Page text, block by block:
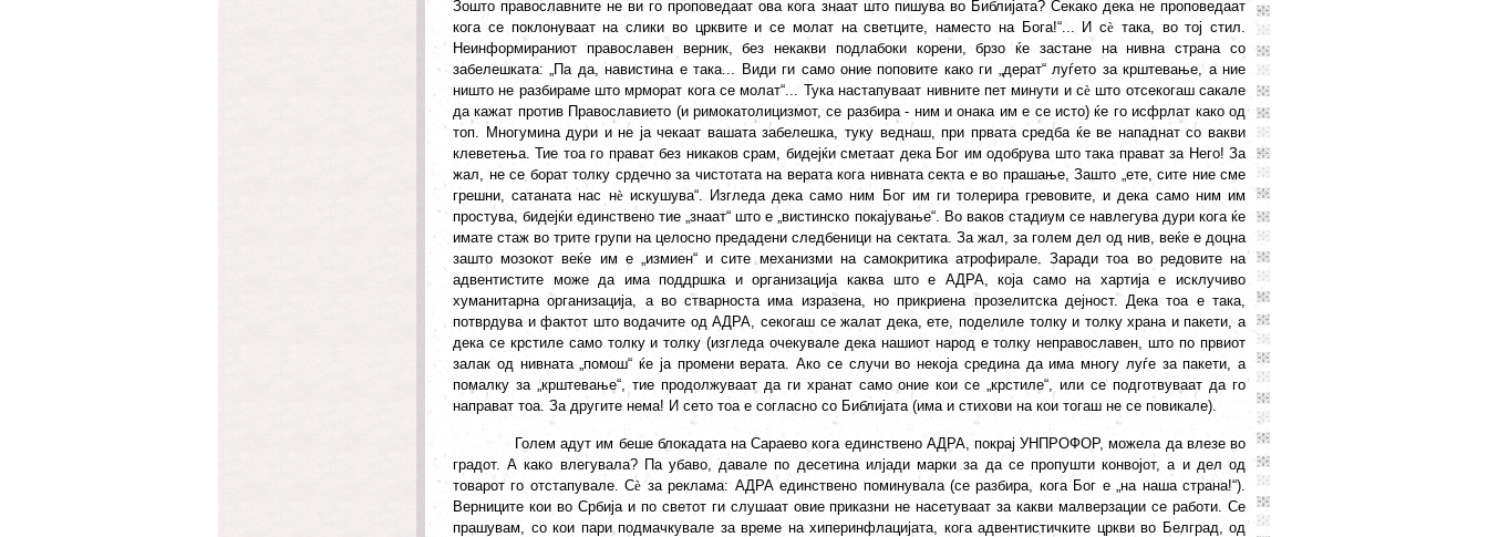
Зошто православните не ви го проповедаат ова кога знаат што пишува во Библијата? Секако дека не проповедаат
кога се поклонуваат на слики во црквите и се молат на светците, наместо на Бога!“... И сè така, во тој стил.
Неинформираниот православен верник, без некакви подлабоки корени, брзо ќе застане на нивна страна со
забелешката: „Па да, навистина е така... Види ги само оние поповите како ги „дерат“ луѓето за крштевање, а ние
ништо не разбираме што мрморат кога се молат“... Тука настапуваат нивните пет минути и сèшто отсекогаш сакале
да кажат против Православието (и римокатолицизмот, се разбира - ним и онака им е се исто) ќе го исфрлат како од
топ. Многумина дури и не ја чекаат вашата забелешка, туку веднаш, при првата средба ќе ве нападнат со вакви
клеветења. Тие тоа го прават без никаков срам, бидејќи сметаат дека Бог им одобрува што така прават за Него! За
жал, не се борат толку срдечно за чистотата на верата кога нивната секта е во прашање, Зашто „ете, сите ние сме
грешни, сатаната нас нèискушува“. Изгледа дека само ним Бог им ги толерира гревовите, и дека само ним им
простува, бидејќи единствено тие „знаат“ што е „вистинско покајување“. Во ваков стадиум се навлегува дури кога ќе
имате стаж во трите групи на целосно предадени следбеници на сектата. За жал, за голем дел од нив, веќе е доцна
зашто мозокот веќе им е „измиен“ и сите механизми на самокритика атрофирале. Заради тоа во редовите на
адвентистите може да има поддршка и организација каква што е АДРА, која само на хартија е исклучиво
хуманитарна организација, а во стварноста има изразена, но прикриена прозелитска дејност. Дека тоа е така,
потврдува и фактот што водачите од АДРА, секогаш се жалат дека, ете, поделиле толку и толку храна и пакети, а
дека се крстиле само толку и толку (изгледа очекувале дека нашиот народ е толку неправославен, што по првиот
залак од нивната „помош“ ќе ја промени верата. Ако се случи во некоја средина да има многу луѓе за пакети, а
помалку за „крштевање“, тие продолжуваат да ги хранат само оние кои се „крстиле“, или се подготвуваат да го
направат тоа. За другите нема! И сето тоа е согласно со Библијата (има и стихови на кои тогаш не се повикале).
Голем адут им беше блокадата на Сараево кога единствено АДРА, покрај УНПРОФОР, можела да влезе во
градот. А како влегувала? Па убаво, давале по десетина илјади марки за да се пропушти конвојот, а и дел од
товарот го отстапувале. Сè за реклама: АДРА единствено поминувала (се разбира, кога Бог е „на наша страна!“).
Верниците кои во Србија и по светот ги слушаат овие приказни не насетуваат за какви малверзации се работи. Се
прашувам, со кои пари подмачкувале за време на хиперинфлацијата, кога адвентистичките цркви во Белград, од